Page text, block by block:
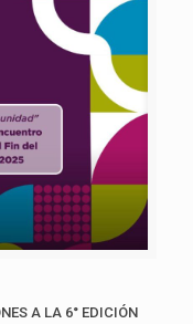
A LA 6° EDICIÓN